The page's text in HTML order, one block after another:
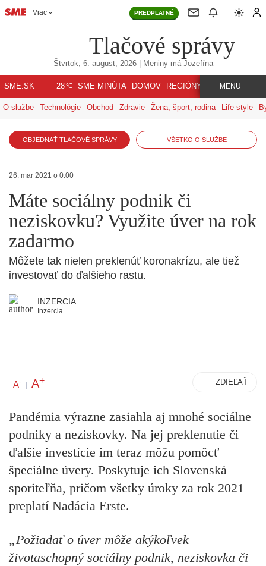
Viac PREDPLATNÉ
Tlačové správy
Štvrtok, 6. august, 2026| Meniny má Jozefína
SME.SK 28℃ SME MINÚTA DOMOV REGIÓNY INDEX SVET
MENU
O službe Technológie Obchod Zdravie Žena, šport, rodina Life style
OBJEDNAŤ TLAČOVÉ SPRÁVY VŠETKO O SLUŽBE
26. mar 2021 o 0:00
Máte sociálny podnik či
neziskovku? Využite úver na rok
zadarmo
Môžete tak nielen preklenúť koronakrízu, ale tiež
investovať do ďalšieho rastu.
INZERCIA
Inzercia
A- | A+ ZDIEĽAŤ
Pandémia výrazne zasiahla aj mnohé sociálne
podniky a neziskovky. Na jej preklenutie či
ďalšie investície im teraz môžu pomôcť
špeciálne úvery. Poskytuje ich Slovenská
sporiteľňa, pričom všetky úroky za rok 2021
preplatí Nadácia Erste.
„Požiadať o úver môže akýkoľvek
životaschopný sociálny podnik, neziskovka či